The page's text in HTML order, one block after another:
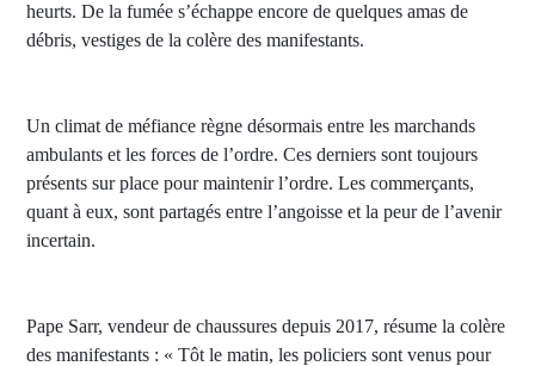
heurts. De la fumée s’échappe encore de quelques amas de
débris, vestiges de la colère des manifestants.
Un climat de méfiance règne désormais entre les marchands
ambulants et les forces de l’ordre. Ces derniers sont toujours
présents sur place pour maintenir l’ordre. Les commerçants,
quant à eux, sont partagés entre l’angoisse et la peur de l’avenir
incertain.
Pape Sarr, vendeur de chaussures depuis 2017, résume la colère
des manifestants : « Tôt le matin, les policiers sont venus pour